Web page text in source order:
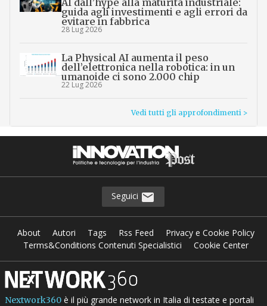
AI dall’hype alla maturità industriale:
guida agli investimenti e agli errori da
evitare in fabbrica
28 Lug 2026
La Physical AI aumenta il peso
dell’elettronica nella robotica: in un
umanoide ci sono 2.000 chip
22 Lug 2026
Vedi tutti gli approfondimenti >
Seguici
About Autori Tags Rss Feed
Privacy e Cookie Policy
Terms&Conditions Contenuti Specialistici
Cookie Center
Nextwork360è il più grande network in Italia di testate e portali